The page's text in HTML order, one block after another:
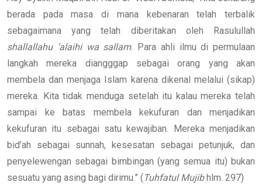
berada pada masa di mana kebenaran telah terbalik
sebagaimana yang telah diberitakan oleh Rasulullah
shallallahu ‘alaihi wa sallam. Para ahli ilmu di permulaan
langkah mereka diangggap sebagai orang yang akan
membela dan menjaga Islam karena dikenal melalui (sikap)
mereka. Kita tidak menduga setelah itu kalau mereka telah
sampai ke batas membela kekufuran dan menjadikan
kekufuran itu sebagai satu kewajiban. Mereka menjadikan
bid’ah sebagai sunnah, kesesatan sebagai petunjuk, dan
penyelewengan sebagai bimbingan (yang semua itu) bukan
sesuatu yang asing bagi dirimu.” (Tuhfatul Mujibhlm. 297)